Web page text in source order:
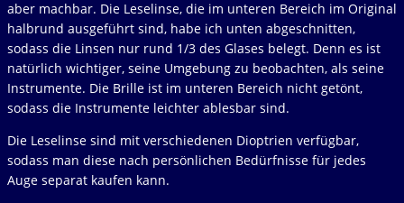
aber machbar. Die Leselinse, die im unteren Bereich im Original
halbrund ausgeführt sind, habe ich unten abgeschnitten,
sodass die Linsen nur rund 1/3 des Glases belegt. Denn es ist
natürlich wichtiger, seine Umgebung zu beobachten, als seine
Instrumente. Die Brille ist im unteren Bereich nicht getönt,
sodass die Instrumente leichter ablesbar sind.
Die Leselinse sind mit verschiedenen Dioptrien verfügbar,
sodass man diese nach persönlichen Bedürfnisse für jedes
Auge separat kaufen kann.